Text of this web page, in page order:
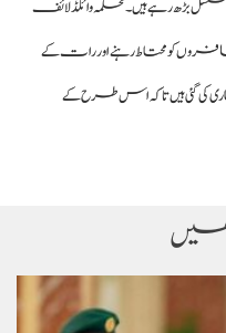
بڑھ رہے ہیں۔محکمہ وائلڈ لائف
کو محتاط رہنے اور رات کے
کی گئی ہیں تاکہ اس طرح کے